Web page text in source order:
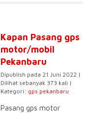
Kapan Pasang gps
motor/mobil
Pekanbaru
Dipublish pada 21 Juni 2022 |
Dilihat sebanyak 373 kali |
Kategori: gps pekanbaru
Pasang gps motor